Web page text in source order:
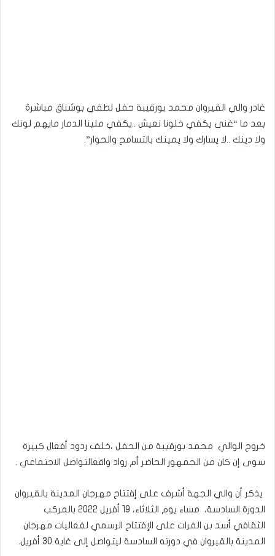
غادر والي القيروان محمد بورقيبة حفل لطفي بوشناق مباشرة
بعد ما “غنى يكفي خلونا نعيش ..يكفي ملينا الدمار مايهم لونك
ولا دينك ..لا يسارك ولا يمينك بالتسامح والحوار”.
خروج الوالي محمد بورقيبة من الحفل ،خلف ردود أفعال كبيرة
سوى إن كان من الجمهور الحاضر أم رواد واقعالتواصل الاجتماعي .
يذكر أن والي الجهة أشرف على إفتتاح مهرجان المدينة بالقيروان
الدورة السادسة، مساء يوم الثلاثاء، 19 أفريل 2022 بالمركب
الثقافي أسد بن الفرات على الإفتتاح الرسمي لفعاليات مهرجان
المدينة بالقيروان في دورته السادسة ليتواصل إلى غاية 30 أفريل.